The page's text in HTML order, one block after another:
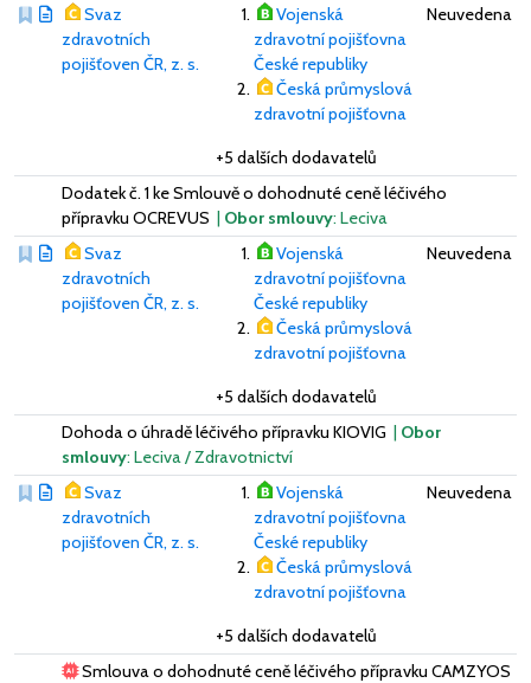
Svaz
zdravotních
pojišťoven ČR, z. s.
Vojenská
zdravotní pojišťovna
České republiky
Česká průmyslová
zdravotní pojišťovna
+5 dalších dodavatelů
Neuvedena
Dodatek č. 1 ke Smlouvě o dohodnuté ceně léčivého
přípravku OCREVUS | Obor smlouvy: Leciva
Svaz
zdravotních
pojišťoven ČR, z. s.
Vojenská
zdravotní pojišťovna
České republiky
Česká průmyslová
zdravotní pojišťovna
+5 dalších dodavatelů
Neuvedena
Dohoda o úhradě léčivého přípravku KIOVIG | Obor
smlouvy: Leciva / Zdravotnictví
Svaz
zdravotních
pojišťoven ČR, z. s.
Vojenská
zdravotní pojišťovna
České republiky
Česká průmyslová
zdravotní pojišťovna
+5 dalších dodavatelů
Neuvedena
Smlouva o dohodnuté ceně léčivého přípravku CAMZYOS